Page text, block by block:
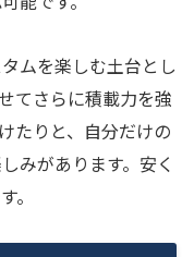
ムを楽しむ土台とし
てさらに積載力を強
たりと、自分だけの
みがあります。安く
。